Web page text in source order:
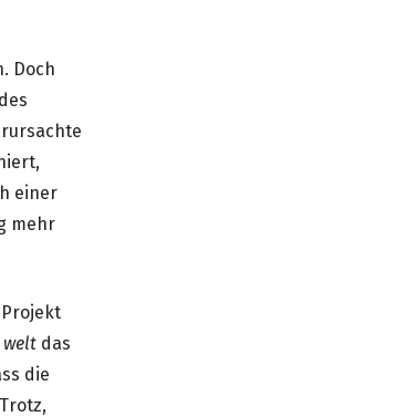
Doch
einer
mehr
welt das
die